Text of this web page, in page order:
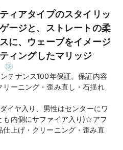
ィアタイプのスタイリッ
ージと、ストレートの柔
に、ウェーブをイメージ
ィングしたマリッジ
テナンス100年保証。保証内容
ーニング・歪み直し・石揺れ
イヤ入り、男性はセンターにワ
も内側にサファイア入り)☆アフ
上げ・クリーニング・歪み直